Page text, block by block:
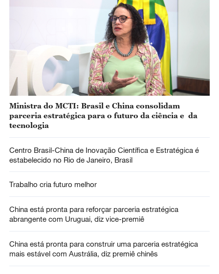
Ministra do MCTI: Brasil e China consolidam
parceria estratégica para o futuro da ciência e da
tecnologia
Centro Brasil-China de Inovação Científica e Estratégica é
estabelecido no Rio de Janeiro, Brasil
Trabalho cria futuro melhor
China está pronta para reforçar parceria estratégica
abrangente com Uruguai, diz vice-premiê
China está pronta para construir uma parceria estratégica
mais estável com Austrália, diz premiê chinês